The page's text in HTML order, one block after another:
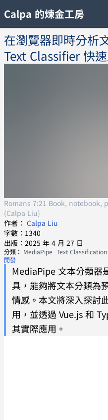
Calpa 的煉金工房
在瀏覽器即時分析
Text Classifier 快
Romans 7:21 Book, notebook,
(Calpa Liu)
作者： Calpa Liu
字數：1340
出版：2025 年 4 月 27 日
分類： MediaPipe Text Classification
開發
MediaPipe 文本分類器
具，能夠將文本分類為
情感。本文將深入探討
用，並透過 Vue.js 和
其實際應用。